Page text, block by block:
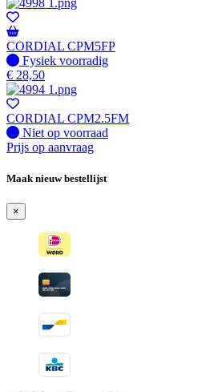
CORDIAL CPM5FP
Fysiek voorradig
Fysiek voorradig
€ 28,50
CORDIAL CPM2.5FM
Fysiek voorradig
Niet op voorraad
Prijs op aanvraag
Maak nieuw bestellijst
×